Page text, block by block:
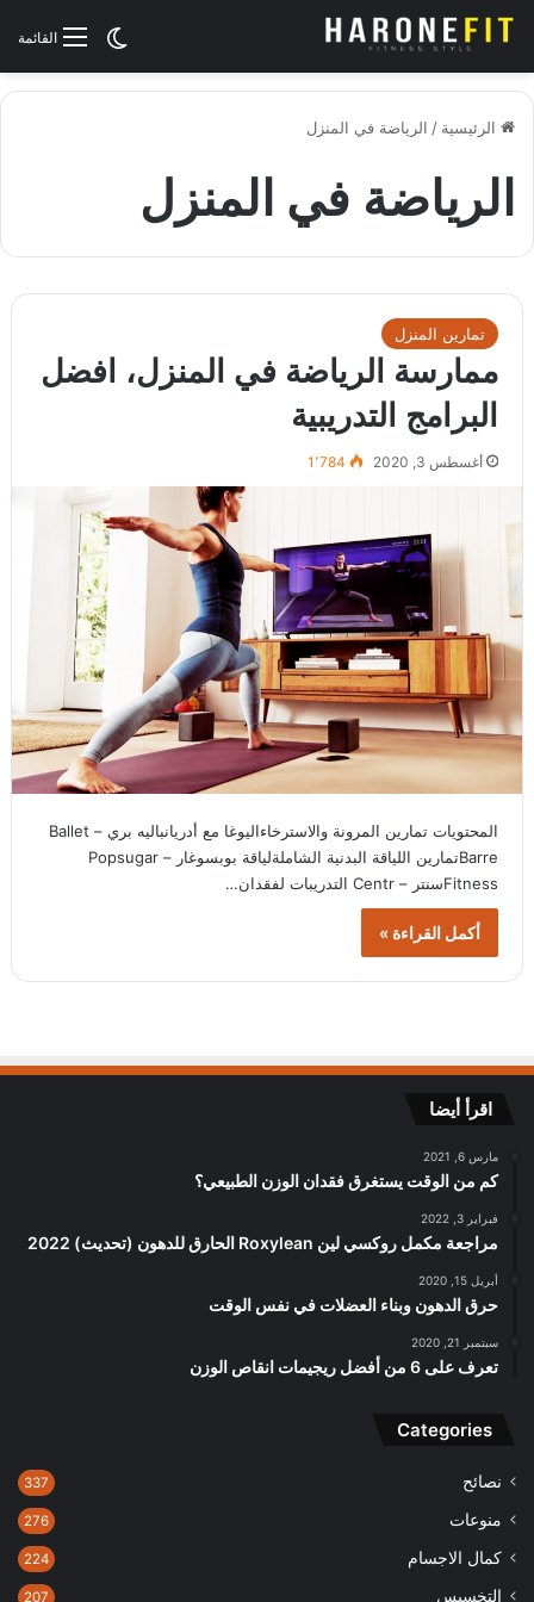
القائمةالوضع
الرئيسية / الرياضة في المنزل
الرياضة في المنزل
تمارين المنزل
ممارسة الرياضة في المنزل، افضل
البرامج التدريبية
أغسطس 3, 2020 1٬784
المحتويات تمارين المرونة والاسترخاءاليوغا مع أدريانباليه بري – Ballet
Barreتمارين اللياقة البدنية الشاملةلياقة بوبسوغار – Popsugar
Fitnessسنتر – Centr التدريبات لفقدان…
أكمل القراءة »
اقرأ أيضا
مارس 6, 2021
كم من الوقت يستغرق فقدان الوزن الطبيعي؟
فبراير 3, 2022
مراجعة مكمل روكسي لين Roxylean الحارق للدهون (تحديث) 2022
أبريل 15, 2020
حرق الدهون وبناء العضلات في نفس الوقت
سبتمبر 21, 2020
تعرف على 6 من أفضل ريجيمات انقاص الوزن
Categories
نصائح 337
منوعات 276
كمال الاجسام 224
التخسيس 207